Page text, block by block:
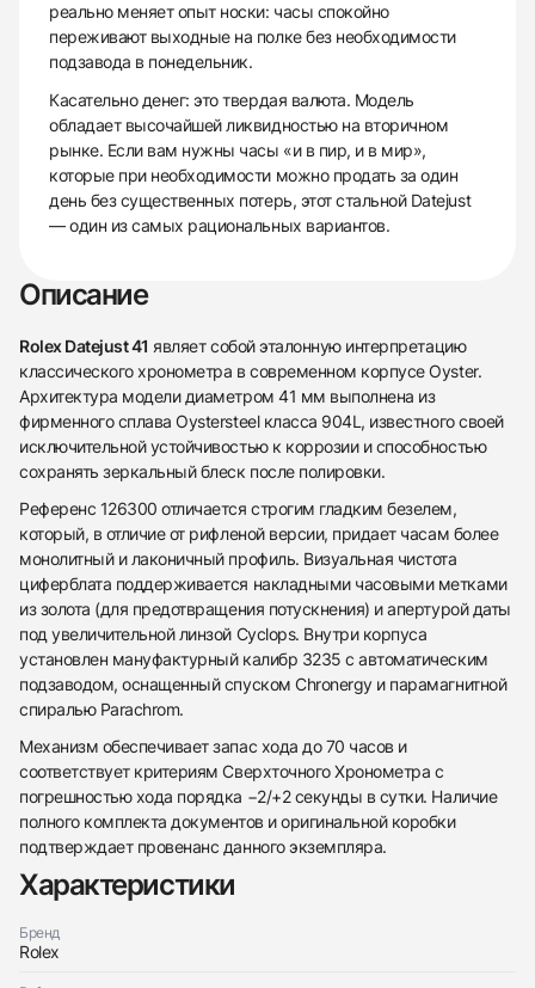
438
285
145
142
205
204
195
150
6
реально меняет опыт носки: часы спокойно
переживают выходные на полке без необходимости
подзавода в понедельник.
Касательно денег: это твердая валюта. Модель
обладает высочайшей ликвидностью на вторичном
рынке. Если вам нужны часы «и в пир, и в мир»,
которые при необходимости можно продать за один
день без существенных потерь, этот стальной Datejust
— один из самых рациональных вариантов.
Описание
Rolex Datejust 41 являет собой эталонную интерпретацию
классического хронометра в современном корпусе Oyster.
Архитектура модели диаметром 41 мм выполнена из
фирменного сплава Oystersteel класса 904L, известного своей
исключительной устойчивостью к коррозии и способностью
сохранять зеркальный блеск после полировки.
Референс 126300 отличается строгим гладким безелем,
который, в отличие от рифленой версии, придает часам более
монолитный и лаконичный профиль. Визуальная чистота
циферблата поддерживается накладными часовыми метками
из золота (для предотвращения потускнения) и апертурой даты
под увеличительной линзой Cyclops. Внутри корпуса
установлен мануфактурный калибр 3235 с автоматическим
подзаводом, оснащенный спуском Chronergy и парамагнитной
спиралью Parachrom.
Механизм обеспечивает запас хода до 70 часов и
соответствует критериям Сверхточного Хронометра с
погрешностью хода порядка −2/+2 секунды в сутки. Наличие
полного комплекта документов и оригинальной коробки
подтверждает провенанс данного экземпляра.
Характеристики
Бренд
Rolex